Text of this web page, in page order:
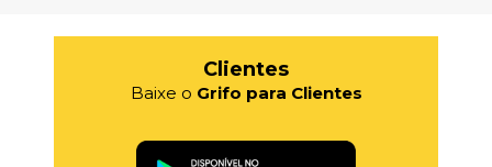
Clientes
Baixe o Grifo para Clientes